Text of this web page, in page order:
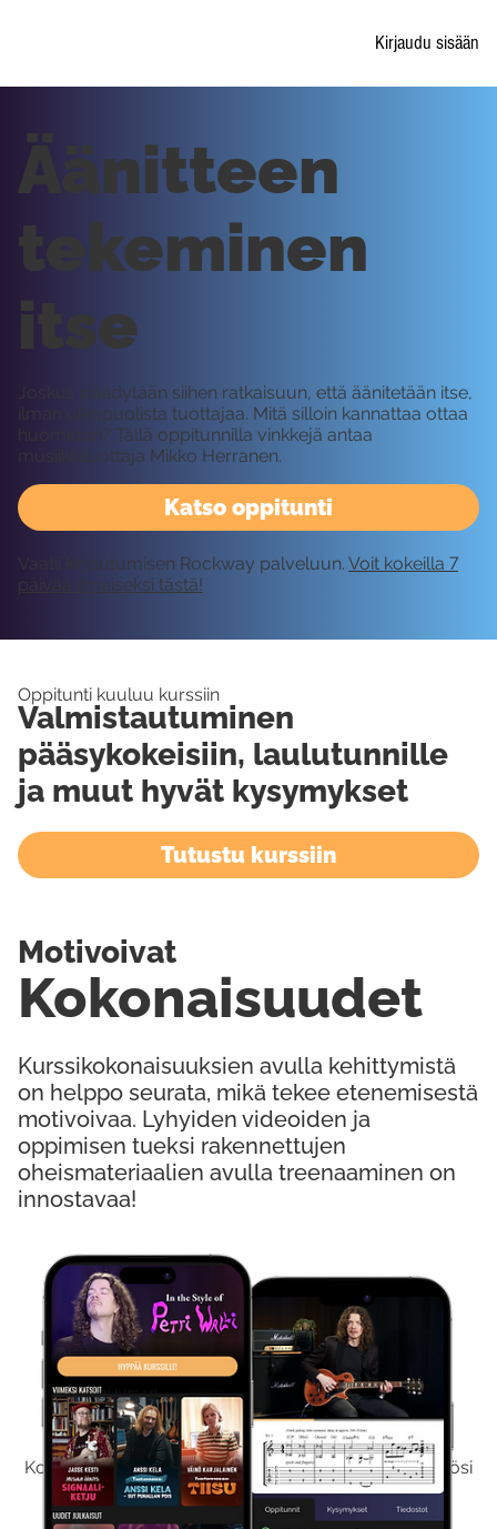
Kirjaudu sisään
Kokeile Ilmaiseksi
Kokeilemalla ilmaiseksi saat koko sisältömme käyttöösi
viikon ajaksi.
Katso oppitunti
Äänitteen
tekeminen
itse
Joskus päädytään siihen ratkaisuun, että äänitetään itse,
ilman ulkopuolista tuottajaa. Mitä silloin kannattaa ottaa
huomioon? Tällä oppitunnilla vinkkejä antaa
musiikkituottaja Mikko Herranen.
Vaatii kirjautumisen Rockway palveluun. Voit kokeilla 7
päivää ilmaiseksi tästä!
Oppitunti kuuluu kurssiin
Valmistautuminen
pääsykokeisiin, laulutunnille
ja muut hyvät kysymykset
Tutustu kurssiin
Kurssikokonaisuuksien avulla kehittymistä
on helppo seurata, mikä tekee etenemisestä
motivoivaa. Lyhyiden videoiden ja
oppimisen tueksi rakennettujen
oheismateriaalien avulla treenaaminen on
innostavaa!
Kokonaisuudet
Motivoivat